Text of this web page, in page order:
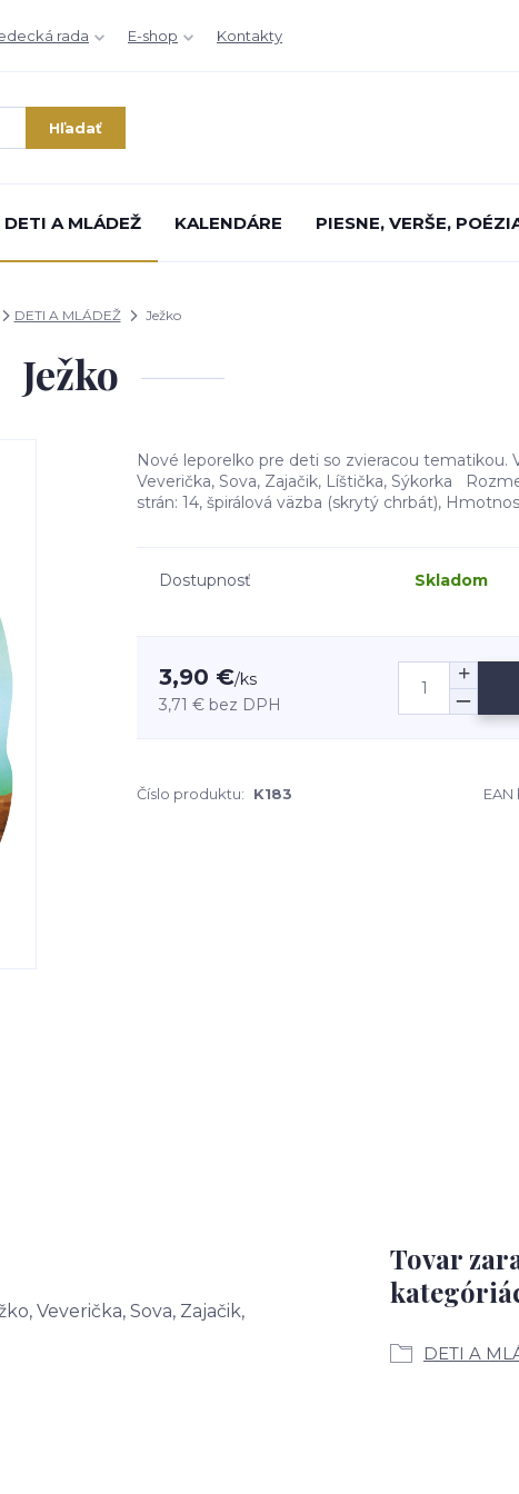
rada E-shop Kontakty
Hľadať
DETI A MLÁDEŽ KALENDÁRE PIESNE, VERŠE,
DETI A MLÁDEŽ Ježko
Ježko
Nové leporelko pre deti so zvieracou tematikou.
Veverička, Sova, Zajačik, Líštička, Sýkorka
strán: 14, špirálová väzba (skrytý chrbát),
Dostupnosť Skladom
3,90 €/ks
3,71 € bez DPH
Číslo produktu: K183 EAN
Veverička, Sova, Zajačik,
Tovar
DETI A